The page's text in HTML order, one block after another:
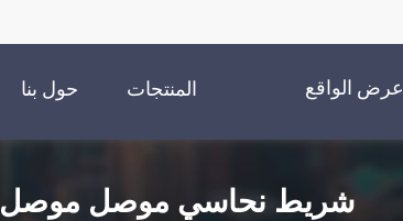
حول بنا المنتجات عرض الواقع
شريط نحاسي موصل موصل